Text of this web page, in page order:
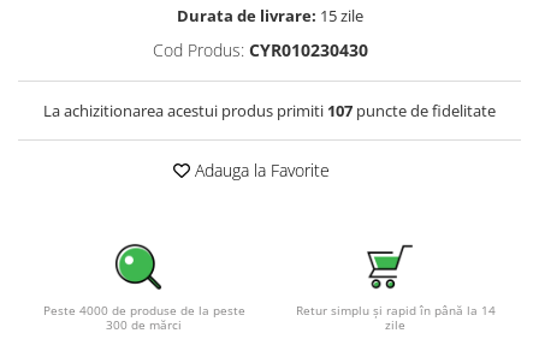
Sisteme fotovoltaice complete
Sisteme fotovoltaice de putere
mica (rulota/caravan/case de
vacanta)
Sisteme fotovoltaice profesionale
Statii de incarcare vehicule
Statii de incarcare
Cabluri de incarcare vehicule
electrice
Durata de livrare: 15 zile
Cod Produs: CYR010230430
La achizitionarea acestui produs primiti 107 puncte de fidelitate
Adauga la Favorite
Peste 4000 de produse de la peste
300 de mărci
Retur simplu și rapid în până la 14
zile